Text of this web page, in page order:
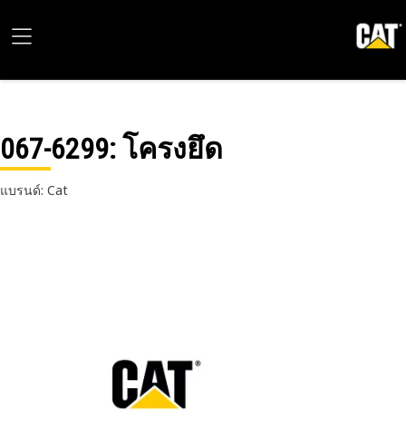
067-6299: โครงยึด
แบรนด์: Cat